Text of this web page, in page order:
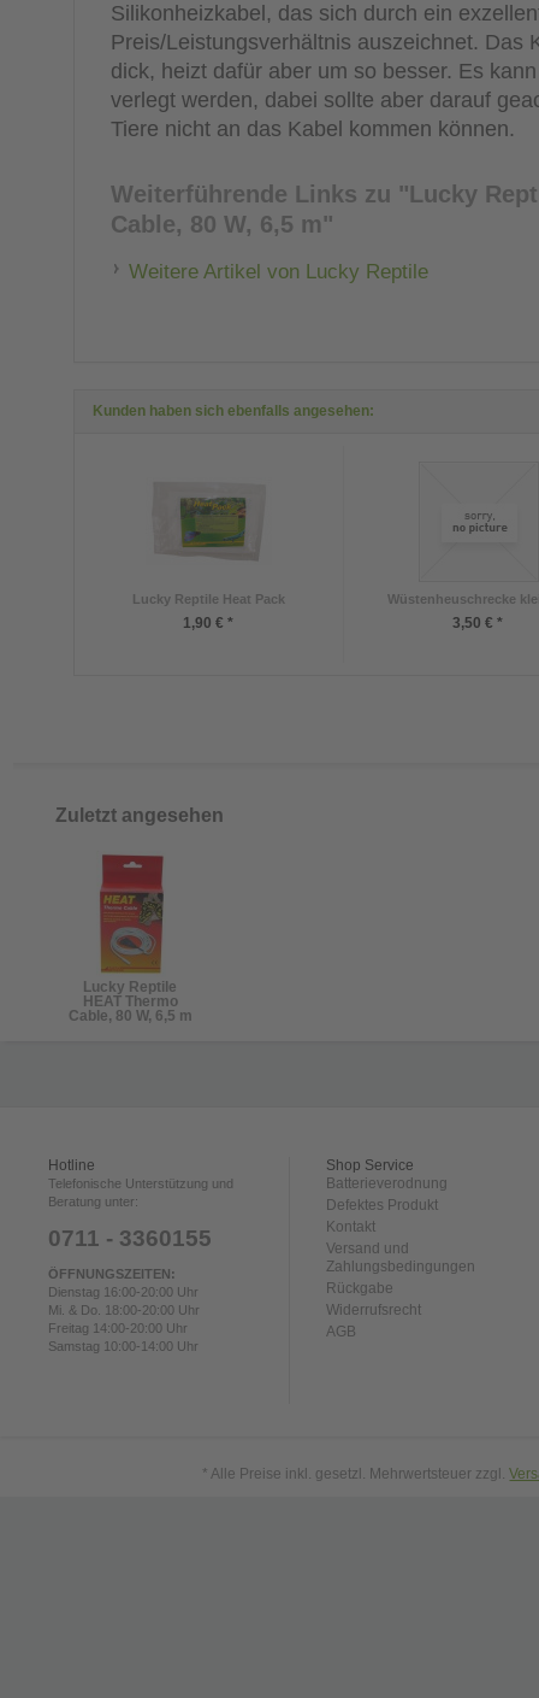
Silikonheizkabel, das sich durch ein
Preis/Leistungsverhältnis auszeichnet. Das
dick, heizt dafür aber um so besser. Es
verlegt werden, dabei sollte aber darauf
Tiere nicht an das Kabel kommen können.
Weiterführende Links zu "Lucky
Cable, 80 W, 6,5 m"
Weitere Artikel von Lucky Reptile
Kunden haben sich ebenfalls angesehen:
Lucky Reptile Heat Pack
1,90 € *
Wüstenheuschrecke
3,50 € *
Zuletzt angesehen
Lucky Reptile
HEAT Thermo
Cable, 80 W, 6,5 m
Hotline
Telefonische Unterstützung und
Beratung unter:
0711 - 3360155
ÖFFNUNGSZEITEN:
Dienstag 16:00-20:00 Uhr
Mi. & Do. 18:00-20:00 Uhr
Freitag 14:00-20:00 Uhr
Samstag 10:00-14:00 Uhr
Shop Service
Batterieverodnung
Defektes Produkt
Kontakt
Versand und
Zahlungsbedingungen
Rückgabe
Widerrufsrecht
AGB
* Alle Preise inkl. gesetzl. Mehrwertsteuer zzgl.